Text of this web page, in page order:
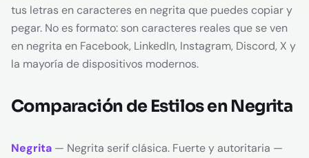
tus letras en caracteres en negrita que puedes copiar y
pegar. No es formato: son caracteres reales que se ven
en negrita en Facebook, LinkedIn, Instagram, Discord, X y
la mayoría de dispositivos modernos.
Comparación de Estilos en Negrita
Negrita — Negrita serif clásica. Fuerte y autoritaria —